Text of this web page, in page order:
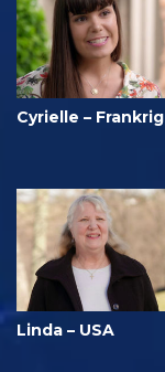
Cyrielle – Frankrig
Linda – USA